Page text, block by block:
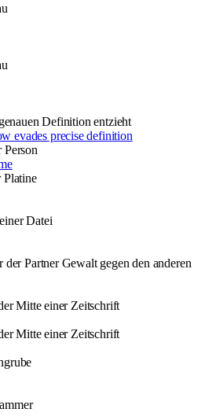
Definition entzieht
evades precise definition
Person
Platine
Datei
Partner Gewalt gegen den anderen
Mitte einer Zeitschrift
Mitte einer Zeitschrift